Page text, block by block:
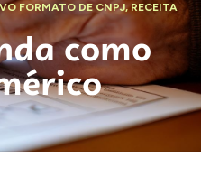
FORMATO DE CNPJ,RECEITA
como